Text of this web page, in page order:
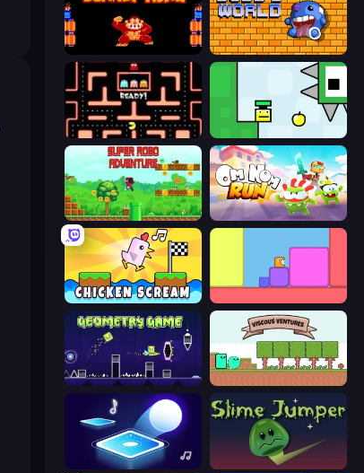
Donkey Kong Returns Bobb's World
Pacman
Super Robo - Adventure Om Nom: Run
Chicken Scream
Geometry Game Viscous Ventures
Tile Jumper 3D Slime Jumper